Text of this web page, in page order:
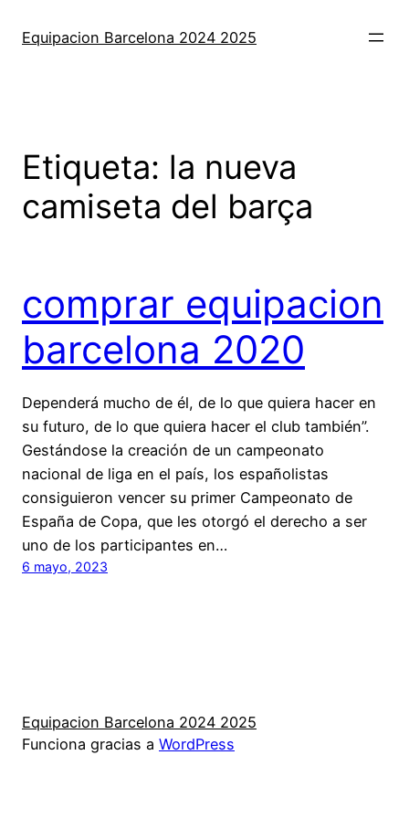
Equipacion Barcelona 2024 2025
Etiqueta: la nueva
camiseta del barça
comprar equipacion
barcelona 2020
Dependerá mucho de él, de lo que quiera hacer en
su futuro, de lo que quiera hacer el club también”.
Gestándose la creación de un campeonato
nacional de liga en el país, los españolistas
consiguieron vencer su primer Campeonato de
España de Copa, que les otorgó el derecho a ser
uno de los participantes en…
6 mayo, 2023
Equipacion Barcelona 2024 2025
Funciona gracias a WordPress